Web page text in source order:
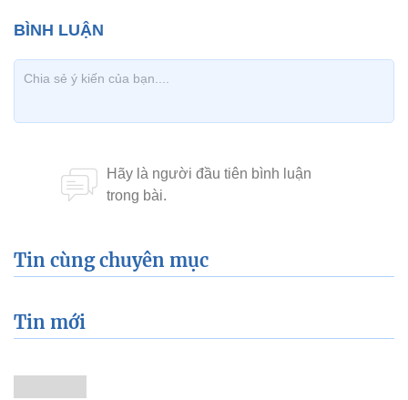
Tin cùng chuyên mục
Tin mới